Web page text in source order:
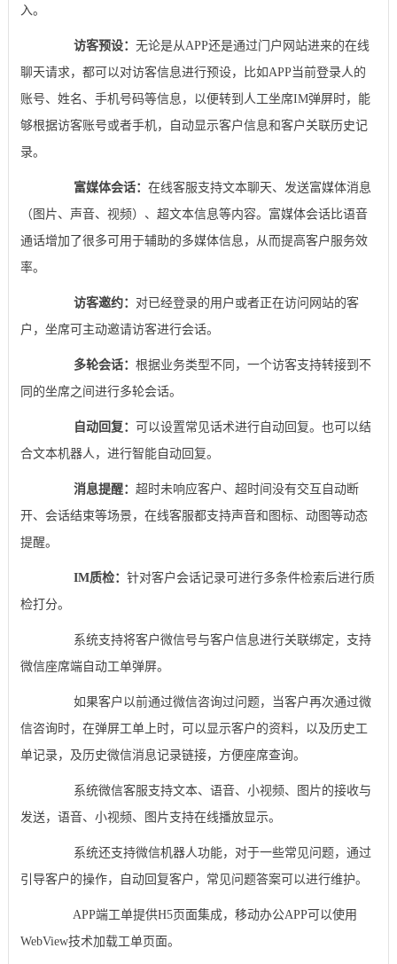
入。
访客预设： 无论是从APP还是通过门户网站进来的在线
聊天请求，都可以对访客信息进行预设，比如APP当前登录人的
账号、姓名、手机号码等信息，以便转到人工坐席IM弹屏时，能
够根据访客账号或者手机，自动显示客户信息和客户关联历史记
录。
富媒体会话： 在线客服支持文本聊天、发送富媒体消息
（图片、声音、视频）、超文本信息等内容。富媒体会话比语音
通话增加了很多可用于辅助的多媒体信息，从而提高客户服务效
率。
访客邀约： 对已经登录的用户或者正在访问网站的客
户，坐席可主动邀请访客进行会话。
多轮会话： 根据业务类型不同，一个访客支持转接到不
同的坐席之间进行多轮会话。
自动回复：
可以设置常见话术进行自动回复。也可以结
合文本机器人，进行智能自动回复。
消息提醒： 超时未响应客户、超时间没有交互自动断
开、会话结束等场景，在线客服都支持声音和图标、动图等动态
提醒。
IM质检： 针对客户会话记录可进行多条件检索后进行质
检打分。
系统支持将客户微信号与客户信息进行关联绑定，支持
微信座席端自动工单弹屏。
如果客户以前通过微信咨询过问题，当客户再次通过微
信咨询时，在弹屏工单上时，可以显示客户的资料，以及历史工
单记录，及历史微信消息记录链接，方便座席查询。
系统微信客服支持文本、语音、小视频、图片的接收与
发送，语音、小视频、图片支持在线播放显示。
系统还支持微信机器人功能，对于一些常见问题，通过
引导客户的操作，自动回复客户，常见问题答案可以进行维护。
APP端工单提供H5页面集成，移动办公APP可以使用
WebView技术加载工单页面。